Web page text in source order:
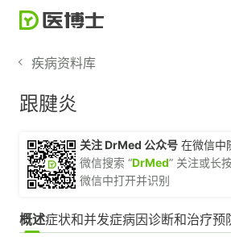
疾病资料库
跟腱炎
关注 DrMed 公众号 在微信中
微信搜索 “DrMed” 关注或长
微信中打开并识别
概述症状和并发症病因诊断和治疗预